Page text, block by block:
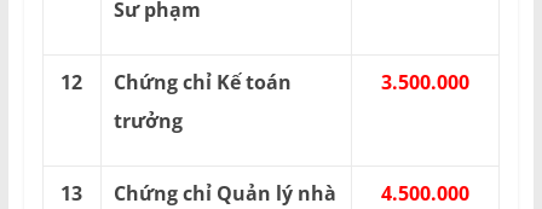
Sư phạm
12
Chứng chỉ Kế toán
trưởng
3.500.000
13
Chứng chỉ Quản lý nhà
4.500.000